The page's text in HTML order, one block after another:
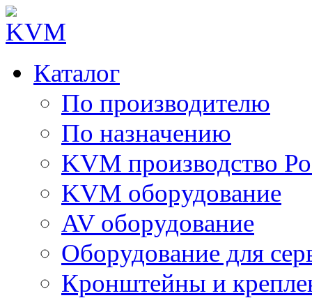
Каталог
По производителю
По назначению
KVM производство
KVM оборудование
AV оборудование
Оборудование для
Кронштейны и